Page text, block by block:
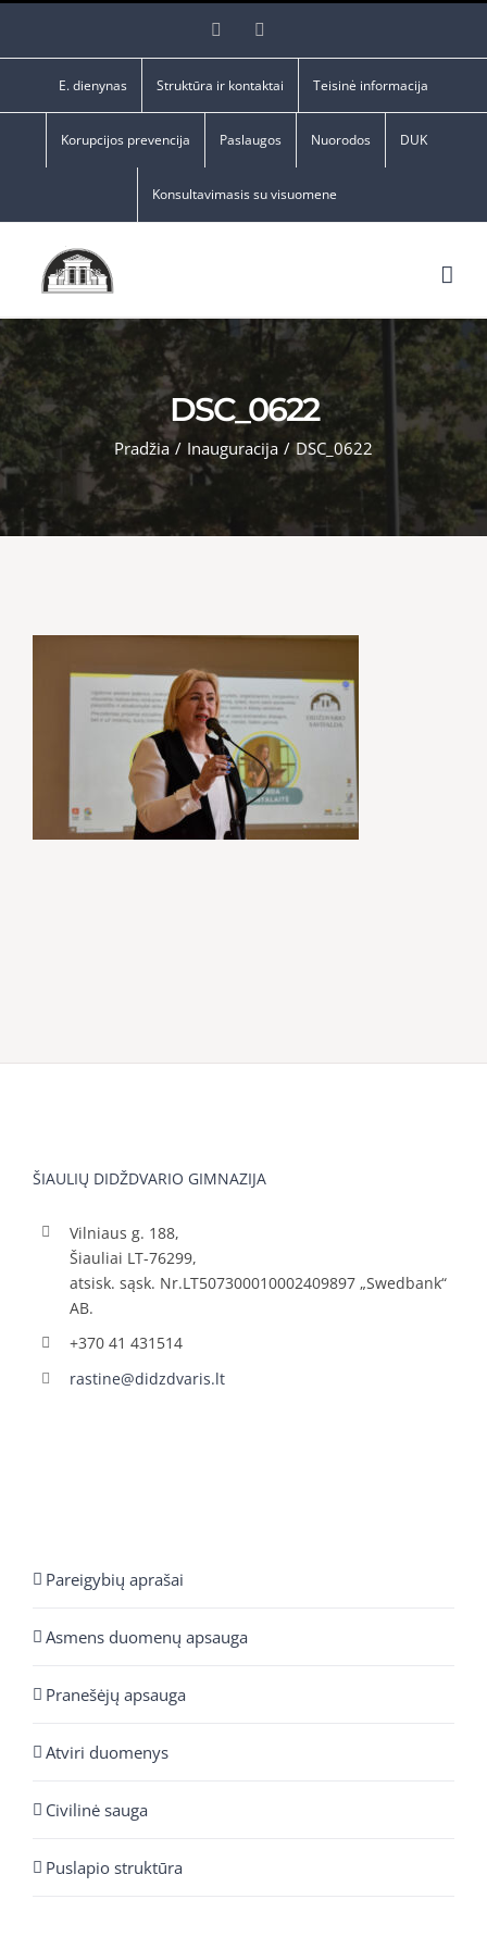
Facebook
E. dienynas Struktūra ir kontaktai Teisinė informacija
Korupcijos prevencija Paslaugos Nuorodos DUK
Konsultavimasis su visuomene
DSC_0622
Pradžia / Inauguracija / DSC_0622
ŠIAULIŲ DIDŽDVARIO GIMNAZIJA
Vilniaus g. 188,
Šiauliai LT-76299,
atsisk. sąsk. Nr.LT507300010002409897 „Swedbank“
AB.
+370 41 431514
rastine@didzdvaris.lt
Pareigybių aprašai
Asmens duomenų apsauga
Pranešėjų apsauga
Atviri duomenys
Civilinė sauga
Puslapio struktūra